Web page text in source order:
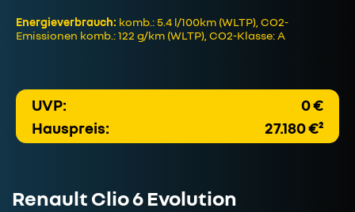
Energieverbrauch: komb.: 5.4 l/100km (WLTP), CO2-
Emissionen komb.: 122 g/km (WLTP), CO2-Klasse: A
UVP:
0 €
Hauspreis:
27.180 €²
Renault Clio 6 Evolution